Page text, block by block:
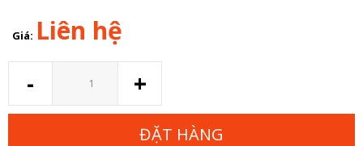
Giá: Liên hệ
- +
ĐẶT HÀNG